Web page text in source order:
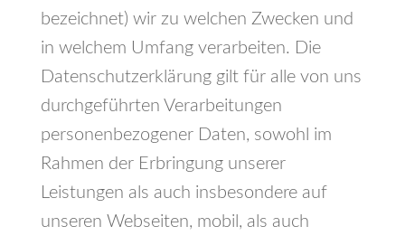
bezeichnet) wir zu welchen Zwecken und
in welchem Umfang verarbeiten. Die
Datenschutzerklärung gilt für alle von uns
durchgeführten Verarbeitungen
personenbezogener Daten, sowohl im
Rahmen der Erbringung unserer
Leistungen als auch insbesondere auf
unseren Webseiten, mobil, als auch